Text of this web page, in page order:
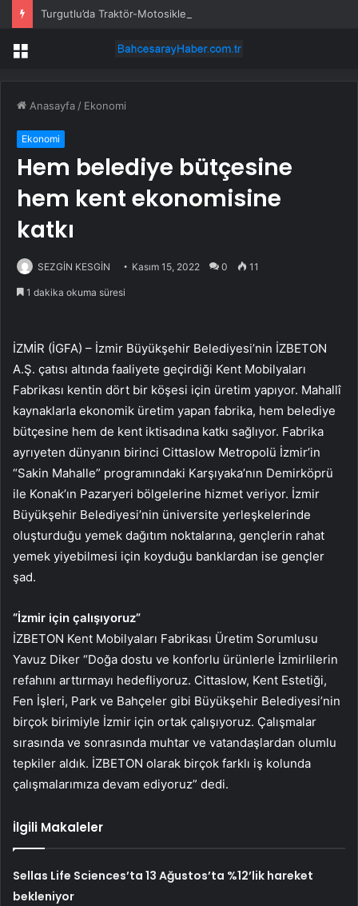
Turgutlu’da Traktör-Motosiklet Kazası
Menü
Anasayfa / Ekonomi
Ekonomi
Hem belediye bütçesine
hem kent ekonomisine
katkı
SEZGİN KESGİN Kasım 15, 2022 0 11
1 dakika okuma süresi
İZMİR (İGFA) – İzmir Büyükşehir Belediyesi’nin İZBETON
A.Ş. çatısı altında faaliyete geçirdiği Kent Mobilyaları
Fabrikası kentin dört bir köşesi için üretim yapıyor. Mahallî
kaynaklarla ekonomik üretim yapan fabrika, hem belediye
bütçesine hem de kent iktisadına katkı sağlıyor. Fabrika
ayrıyeten dünyanın birinci Cittaslow Metropolü İzmir’in
“Sakin Mahalle” programındaki Karşıyaka’nın Demirköprü
ile Konak’ın Pazaryeri bölgelerine hizmet veriyor. İzmir
Büyükşehir Belediyesi’nin üniversite yerleşkelerinde
oluşturduğu yemek dağıtım noktalarına, gençlerin rahat
yemek yiyebilmesi için koyduğu banklardan ise gençler
şad.
“İzmir için çalışıyoruz”
İZBETON Kent Mobilyaları Fabrikası Üretim Sorumlusu
Yavuz Diker “Doğa dostu ve konforlu ürünlerle İzmirlilerin
refahını arttırmayı hedefliyoruz. Cittaslow, Kent Estetiği,
Fen İşleri, Park ve Bahçeler gibi Büyükşehir Belediyesi’nin
birçok birimiyle İzmir için ortak çalışıyoruz. Çalışmalar
sırasında ve sonrasında muhtar ve vatandaşlardan olumlu
tepkiler aldık. İZBETON olarak birçok farklı iş kolunda
çalışmalarımıza devam ediyoruz” dedi.
İlgili Makaleler
Sellas Life Sciences’ta 13 Ağustos’ta %12’lik hareket
bekleniyor